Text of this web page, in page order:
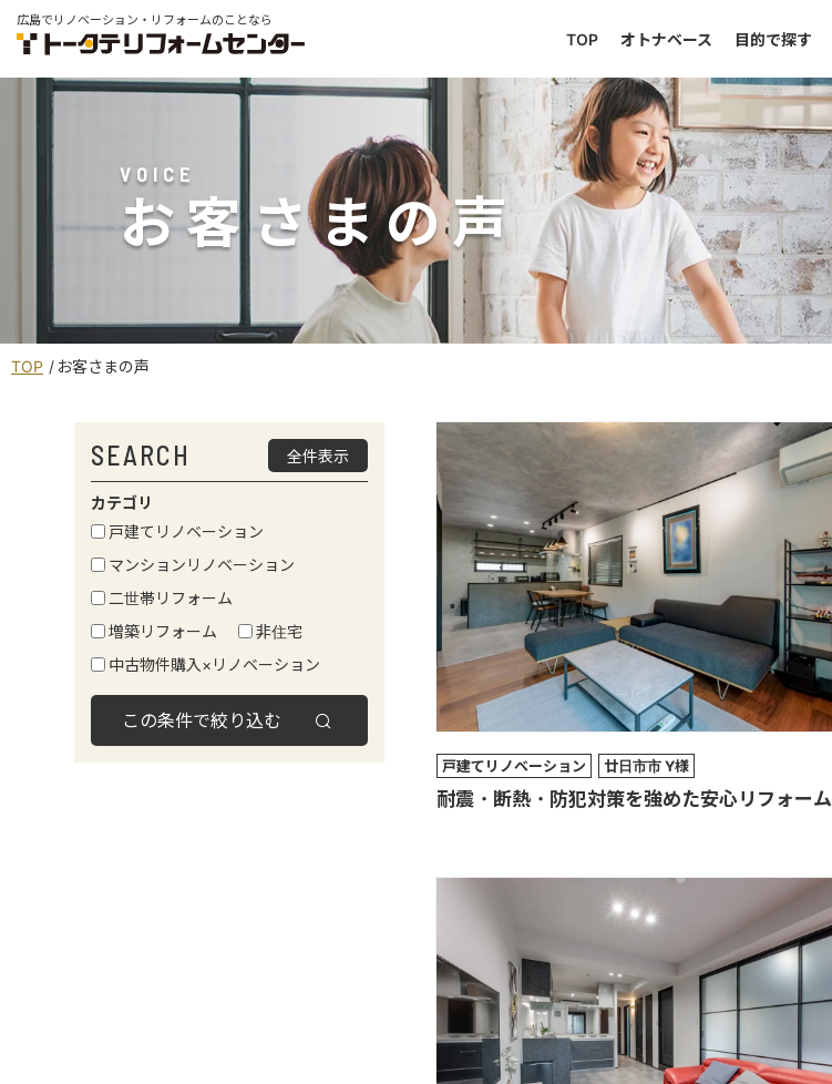
広島でリノベーション・リフォームのことなら
TOP オトナベース 目的で探す
VOICE
お客さまの声
TOP お客さまの声
SEARCH 全件表示
カテゴリ
戸建てリノベーション
マンションリノベーション
二世帯リフォーム
増築リフォーム
非住宅
中古物件購入×リノベーション
この条件で絞り込む
戸建てリノベーション 廿日市市 Y様
耐震・断熱・防犯対策を強めた安心リフォーム